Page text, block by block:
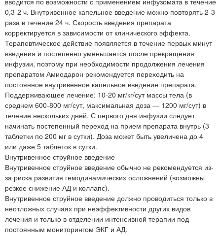
0,3-2 ч. Внутривенное капельное введение можно повторять 2-3
раза в течение 24 ч. Скорость введения препарата
корректируется в зависимости от клинического эффекта.
Терапевтическое действие появляется в течение первых минут
введения и постепенно уменьшается после прекращения
инфузии, поэтому при необходимости продолжения лечения
препаратом Амиодарон рекомендуется переходить на
постоянное внутривенное капельное введение препарата.
Поддерживающее лечение: 10-20 мг/кг/сут массы тела (в
среднем 600-800 мг/сут, максимальная доза — 1200 мг/сут) в
течение нескольких дней. С первого дня инфузии следует
начинать постепенный переход на прием препарата внутрь (3
таблетки по 200 мг в сутки). Доза может быть увеличена до 4
или даже 5 таблеток в сутки.
Внутривенное струйное введение
Внутривенное струйное введение обычно не рекомендуется из-
за риска развития гемодинамических осложнений (возможны
резкое снижение АД и коллапс).
Внутривенное струйное введение должно проводиться только в
неотложных случаях при неэффективности других видов
лечения и только в отделении интенсивной терапии под
постоянным мониторингом ЭКГ и АД.